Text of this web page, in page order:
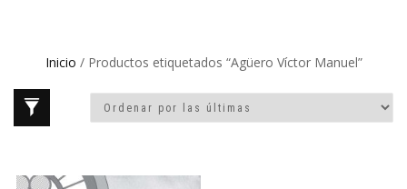
Inicio / Productos etiquetados “Agüero Víctor Manuel”